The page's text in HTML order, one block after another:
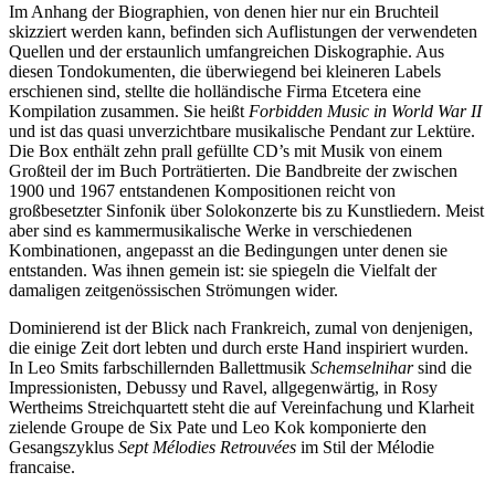
Im Anhang der Biographien, von denen hier nur ein Bruchteil
skizziert werden kann, befinden sich Auflistungen der verwendeten
Quellen und der erstaunlich umfangreichen Diskographie. Aus
diesen Tondokumenten, die überwiegend bei kleineren Labels
erschienen sind, stellte die holländische Firma Etcetera eine
Kompilation zusammen. Sie heißt Forbidden Music in World War II
und ist das quasi unverzichtbare musikalische Pendant zur Lektüre.
Die Box enthält zehn prall gefüllte CD’s mit Musik von einem
Großteil der im Buch Porträtierten. Die Bandbreite der zwischen
1900 und 1967 entstandenen Kompositionen reicht von
großbesetzter Sinfonik über Solokonzerte bis zu Kunstliedern. Meist
aber sind es kammermusikalische Werke in verschiedenen
Kombinationen, angepasst an die Bedingungen unter denen sie
entstanden. Was ihnen gemein ist: sie spiegeln die Vielfalt der
damaligen zeitgenössischen Strömungen wider.
Dominierend ist der Blick nach Frankreich, zumal von denjenigen,
die einige Zeit dort lebten und durch erste Hand inspiriert wurden.
In Leo Smits farbschillernden Ballettmusik Schemselniharsind die
Impressionisten, Debussy und Ravel, allgegenwärtig, in Rosy
Wertheims Streichquartett steht die auf Vereinfachung und Klarheit
zielende Groupe de Six Pate und Leo Kok komponierte den
Gesangszyklus Sept Mélodies Retrouvées im Stil der Mélodie
francaise.